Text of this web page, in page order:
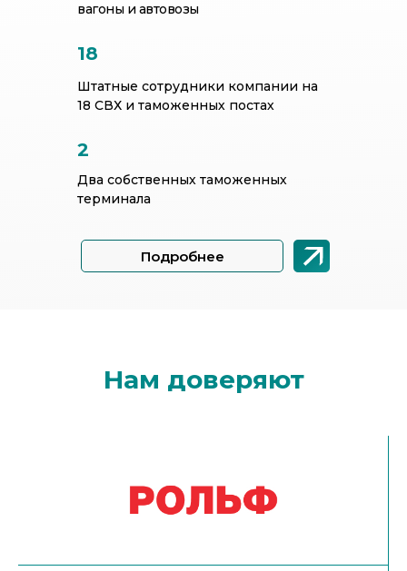
Подробнее
Два собственных таможенных
терминала
2
Штатные сотрудники компании на
18 СВХ и таможенных постах
18
вагоны и автовозы
Нам доверяют